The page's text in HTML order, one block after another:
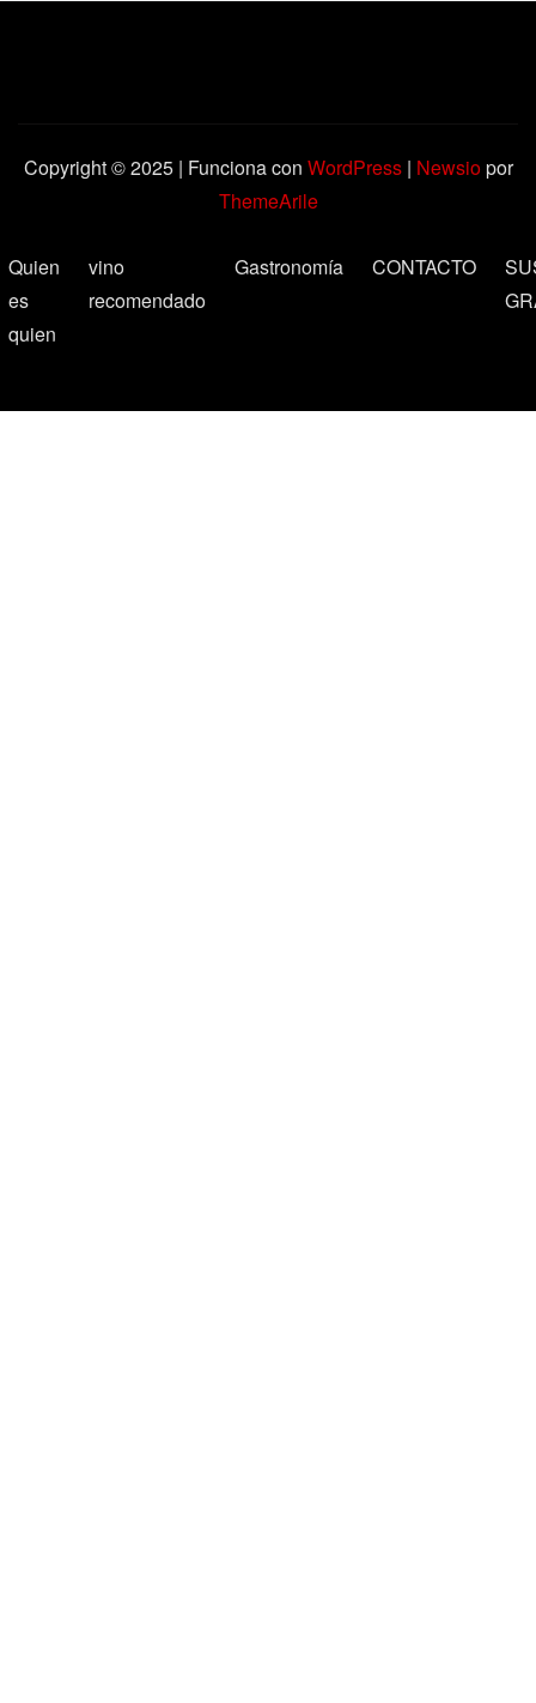
Copyright © 2025 | Funciona con WordPress | Newsiopor
ThemeArile
Quien
es
quien
vino
recomendado
Gastronomía CONTACTO